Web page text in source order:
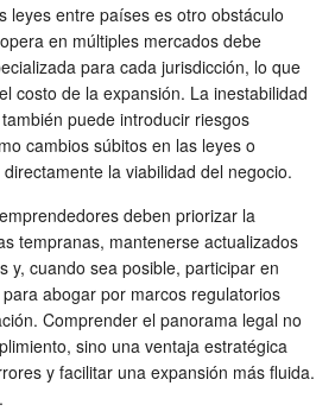
leyes entre países es otro obstáculo
en múltiples mercados debe
para cada jurisdicción, lo que
costo de la expansión. La inestabilidad
puede introducir riesgos
cambios súbitos en las leyes o
la viabilidad del negocio.
deben priorizar la
tempranas, mantenerse actualizados
y, cuando sea posible, participar en
abogar por marcos regulatorios
Comprender el panorama legal no
sino una ventaja estratégica
y facilitar una expansión más fluida.